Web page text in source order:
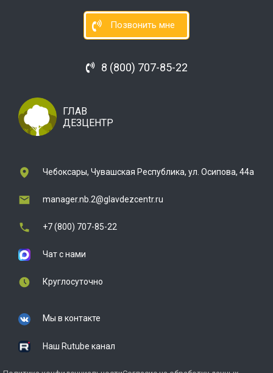
Позвонить мне
8 (800) 707-85-22
ГЛАВ
ДЕЗЦЕНТР
Чебоксары, Чувашская Республика, ул. Осипова, 44а
manager.nb.2@glavdezcentr.ru
+7 (800) 707-85-22
Чат с нами
Круглосуточно
Мы в контакте
Наш Rutube канал